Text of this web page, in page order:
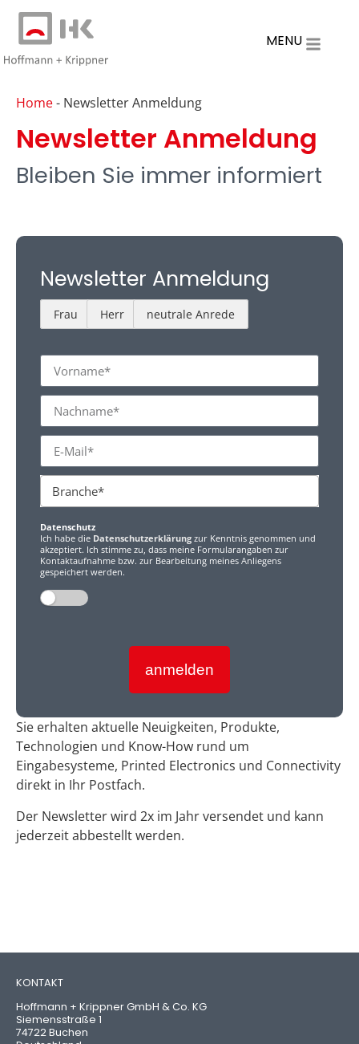
MENU
Home- Newsletter Anmeldung
Newsletter Anmeldung
Bleiben Sie immer informiert
Sie erhalten aktuelle Neuigkeiten, Produkte,
Technologien und Know-How rund um
Eingabesysteme, Printed Electronics und Connectivity
direkt in Ihr Postfach.
Der Newsletter wird 2x im Jahr versendet und kann
jederzeit abbestellt werden.
Newsletter Anmeldung
Frau Herr neutrale Anrede
Branche*
Datenschutz
Ich habe die Datenschutzerklärung zur Kenntnis genommen und
akzeptiert. Ich stimme zu, dass meine Formularangaben zur
Kontaktaufnahme bzw. zur Bearbeitung meines Anliegens
gespeichert werden.
anmelden
KONTAKT
Hoffmann + Krippner GmbH & Co. KG
Siemensstraße 1
74722 Buchen